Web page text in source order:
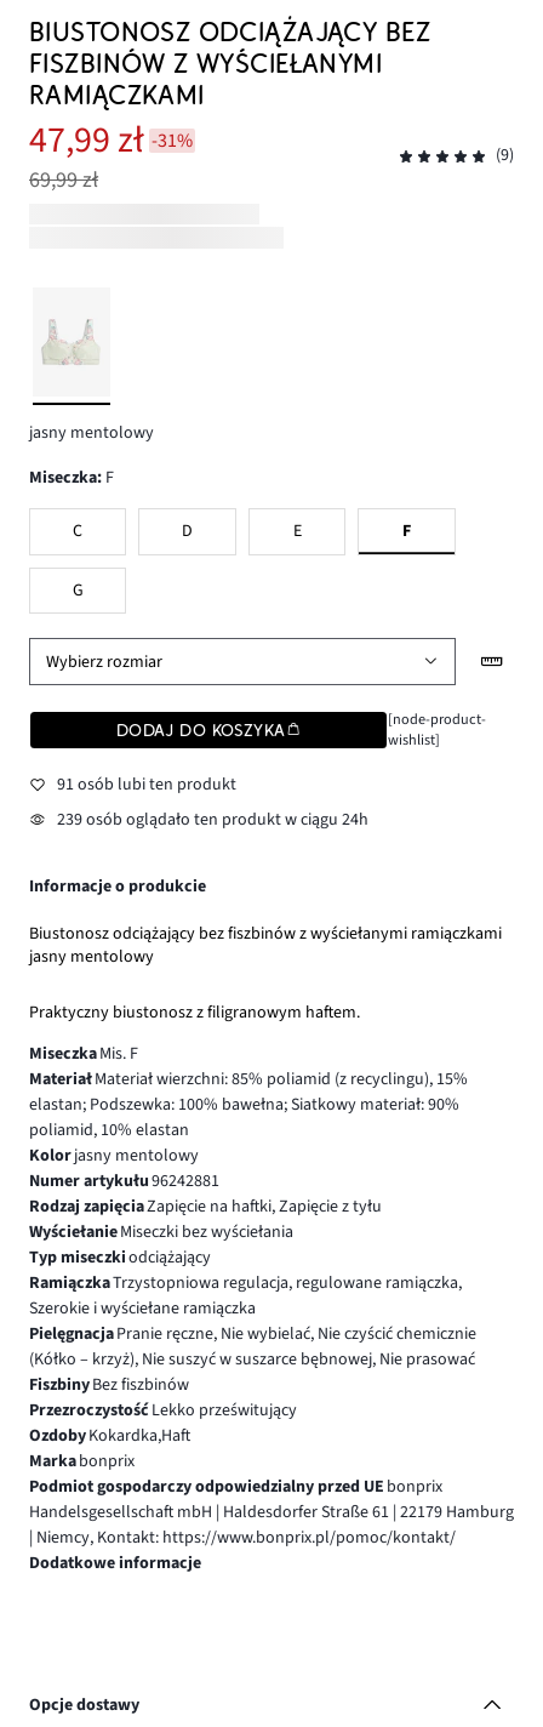
BIUSTONOSZ ODCIĄŻAJĄCY BEZ
FISZBINÓW Z WYŚCIEŁANYMI
RAMIĄCZKAMI
47,99 zł -31%
69,99 zł
(9)
jasny mentolowy
Miseczka: F
C D E F
G
Wybierz rozmiar
DODAJ DO KOSZYKA
[node-product-
wishlist]
91 osób lubi ten produkt
239 osób oglądało ten produkt w ciągu 24h
Informacje o produkcie
Biustonosz odciążający bez fiszbinów z wyściełanymi ramiączkami
jasny mentolowy
Praktyczny biustonosz z filigranowym haftem.
MiseczkaMis. F
MateriałMateriał wierzchni: 85% poliamid (z recyclingu), 15%
elastan; Podszewka: 100% bawełna; Siatkowy materiał: 90%
poliamid, 10% elastan
Kolorjasny mentolowy
Numer artykułu96242881
Rodzaj zapięciaZapięcie na haftki, Zapięcie z tyłu
WyściełanieMiseczki bez wyściełania
Typ miseczkiodciążający
RamiączkaTrzystopniowa regulacja, regulowane ramiączka,
Szerokie i wyściełane ramiączka
PielęgnacjaPranie ręczne, Nie wybielać, Nie czyścić chemicznie
(Kółko – krzyż), Nie suszyć w suszarce bębnowej, Nie prasować
FiszbinyBez fiszbinów
PrzezroczystośćLekko prześwitujący
OzdobyKokardka,Haft
Markabonprix
Podmiot gospodarczy odpowiedzialny przed UE bonprix
Handelsgesellschaft mbH | Haldesdorfer Straße 61 | 22179 Hamburg
| Niemcy, Kontakt: https://www.bonprix.pl/pomoc/kontakt/
Dodatkowe informacje
Opcje dostawy